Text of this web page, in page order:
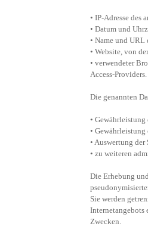
• IP-Adresse des
• Datum und
• Name und URL
• Website, von
• verwendeter
Access-Providers.
Die genannten
•
•
• Auswertung
• zu weiteren
Die Erhebung
Sie werden
Internetangebots
Zwecken.